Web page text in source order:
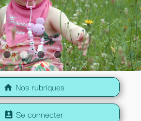
home Nos rubriques
perm_contact_calendar Se connecter